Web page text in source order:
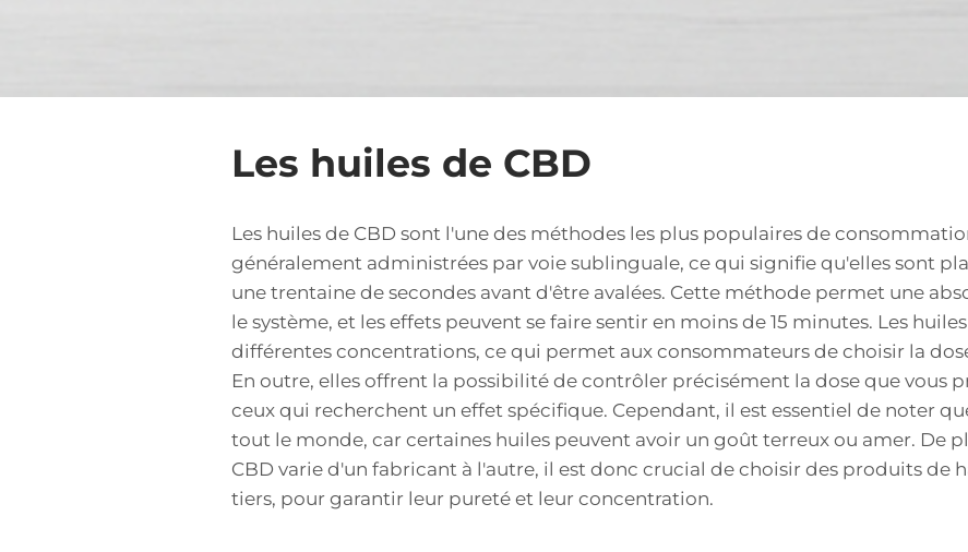
Les huiles de CBD
Les huiles de CBD sont l'une des méthodes les plus populaires de
généralement administrées par voie sublinguale, ce qui signifie qu'elles sont
une trentaine de secondes avant d'être avalées. Cette méthode permet une
le système, et les effets peuvent se faire sentir en moins de 15 minutes. Les
différentes concentrations, ce qui permet aux consommateurs de choisir la
En outre, elles offrent la possibilité de contrôler précisément la dose que vous
ceux qui recherchent un effet spécifique. Cependant, il est essentiel de noter
tout le monde, car certaines huiles peuvent avoir un goût terreux ou amer. De
CBD varie d'un fabricant à l'autre, il est donc crucial de choisir des produits de
tiers, pour garantir leur pureté et leur concentration.